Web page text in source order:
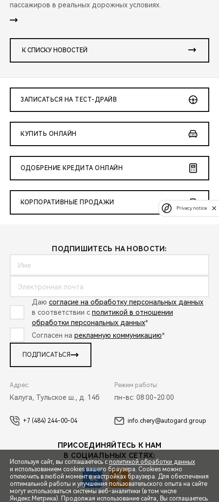
СПЕЦПРЕДЛОЖЕНИЯ
пассажиров в реальных дорожных условиях.
К СПИСКУ НОВОСТЕЙ
ЗАПИСАТЬСЯ НА ТЕСТ-ДРАЙВ
КУПИТЬ ОНЛАЙН
ОДОБРЕНИЕ КРЕДИТА ОНЛАЙН
КОРПОРАТИВНЫЕ ПРОДАЖИ
ПОДПИШИТЕСЬ НА НОВОСТИ:
Даю согласие на обработку персональных данных
в соответствии с политикой в отношении
обработки персональных данных*
Согласен на рекламную коммуникацию*
ПОДПИСАТЬСЯ
Адрес:
Калуга, Тульское ш., д. 14б
Режим работы:
пн-вс: 08:00-20:00
+7 (484) 244-00-04 info.chery@autogard.group
ПРИСОЕДИНЯЙТЕСЬ К НАМ
В СОЦИАЛЬНЫХ СЕТЯХ:
Используя сайт, вы соглашаетесь с политикой обработки данных
и использованием cookies вашего браузера. Cookies можно
отключить в любой момент в настройках браузера. Для обеспечения
оптимальной работы и улучшения пользовательского опыта на сайте
могут использоваться системы веб-аналитики (в том числе
Яндекс.Метрика). Продолжая использование сайта, Вы соглашаетесь
Privacy notice